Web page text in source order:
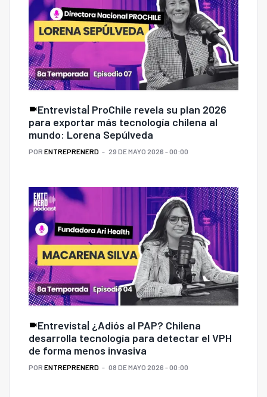
Entrevista| ProChile revela su plan 2026
para exportar más tecnología chilena al
mundo: Lorena Sepúlveda
POR ENTREPRENERD 29 DE MAYO 2026 - 00:00
Entrevista| ¿Adiós al PAP? Chilena
desarrolla tecnología para detectar el VPH
de forma menos invasiva
POR ENTREPRENERD 08 DE MAYO 2026 - 00:00